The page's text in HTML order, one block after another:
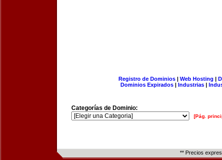
Registro de Dominios| Web Hosting |
Dominios Expirados | Industrias |
Categorías de Dominio:
[Pág.
** Precios